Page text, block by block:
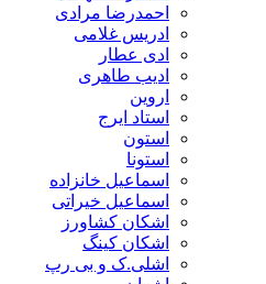
احمدرضا مرادی
ادریس غلامی
ادی عطار
ادیب طاهری
اروین
استاد ایرج
استون
استونا
اسماعیل خانزاده
اسماعیل خیراتی
اشکان کشاورز
اشکان کینگ
اشلی.ک و بی رپ